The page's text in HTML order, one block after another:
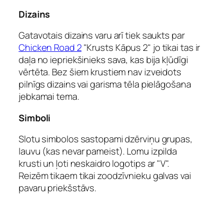
Dizains
Gatavotais dizains varu arī tiek saukts par
Chicken Road 2"Krusts Kāpus 2" jo tikai tas ir
daļa no iepriekšinieks sava, kas bija kļūdīgi
vērtēta. Bez šiem krustiem nav izveidots
pilnīgs dizains vai garisma tēla pielāgošana
jebkamai tema.
Simboli
Slotu simbolos sastopami dzērviņu grupas,
lauvu (kas nevar pameist). Lomu izpilda
krusti un ļoti neskaidro logotips ar "V".
Reizēm tikaem tikai zoodzīvnieku galvas vai
pavaru priekšstāvs.